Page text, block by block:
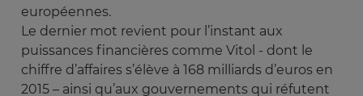
européennes.
Le dernier mot revient pour l’instant aux
puissances financières comme Vitol - dont le
chiffre d’affaires s’élève à 168 milliards d’euros en
2015 – ainsi qu’aux gouvernements qui réfutent